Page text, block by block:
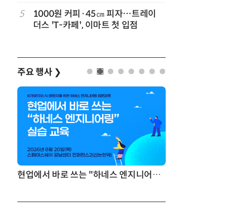
5
1000원 커피·45㎝ 피자…트레이
더스 'T-카페', 이마트 첫 입점
주요 행사 ❯
현업에서 바로 쓰는 "하네스 엔지니어링" 실습 교육